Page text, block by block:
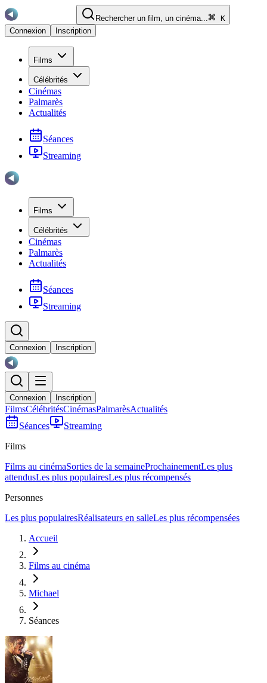
Rechercher un film, un cinéma...
K
Connexion
Inscription
Films
Célébrités
Cinémas
Palmarès
Actualités
Séances
Streaming
Films
Célébrités
Cinémas
Palmarès
Actualités
Séances
Streaming
Connexion Inscription
Connexion Inscription
FilmsCélébritésCinémasPalmarèsActualités
Séances
Streaming
Films
Films au cinémaSorties de la semaineProchainementLes plus
attendusLes plus populairesLes plus récompensés
Personnes
Les plus populairesRéalisateurs en salleLes plus récompensées
Accueil
Films au cinéma
Michael
Séances